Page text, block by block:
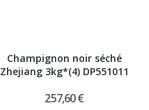
Champignon noir séché
Zhejiang 3kg*(4) DP551011
257,60 €